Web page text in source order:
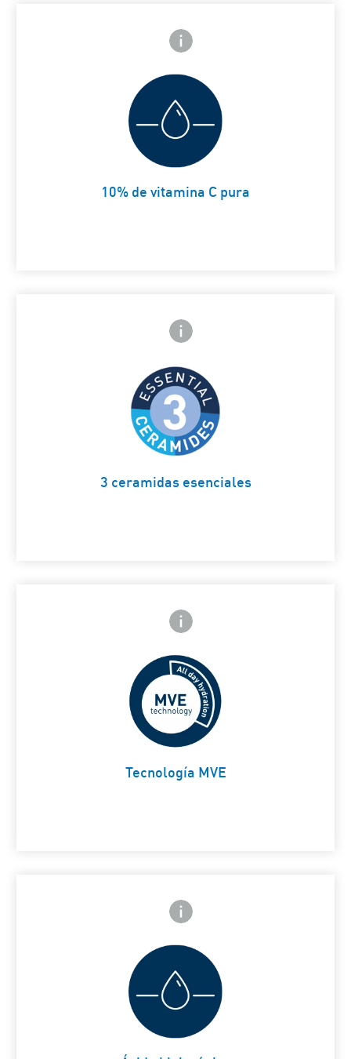
Icono de información frontal
10% de vitamina C pura
Ayuda a iluminar visiblemente y
proporciona beneficios
antioxidantes.
Icono de información frontal
3 ceramidas esenciales
Para ayudar a reparar la barrera
natural de la piel
Icono de información frontal
Tecnología MVE
Liberación prolongada para
mantener la hidratación
durante 48h
Icono de información frontal
Ayuda a retener la humedad
natural de la piel